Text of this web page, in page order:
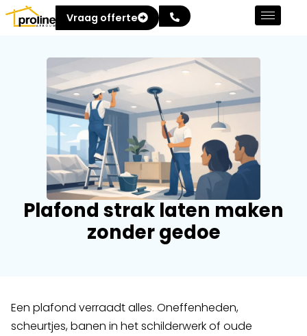
Vraag offerte
Plafond strak laten maken
zonder gedoe
Een plafond verraadt alles. Oneffenheden,
scheurtjes, banen in het schilderwerk of oude